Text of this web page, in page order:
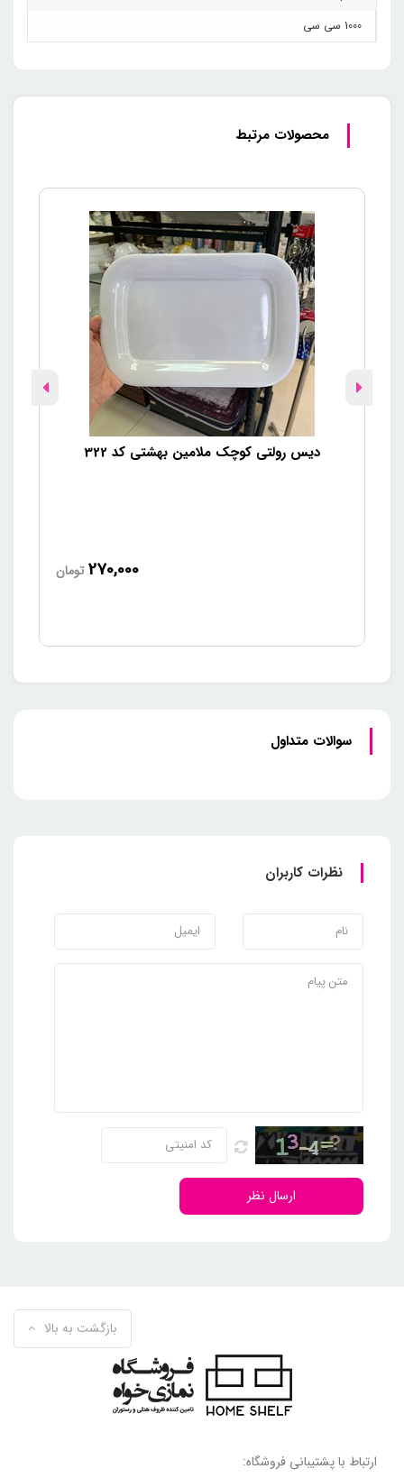
1000 سی سی
محصولات مرتبط
دیس رولتی کوچک ملامین بهشتی کد 322
270,000 تومان
سوالات متداول
نظرات کاربران
ارسال نظر
بازگشت به بالا
ارتباط با پشتیبانی فروشگاه: